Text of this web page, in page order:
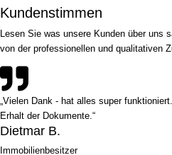
Kundenstimmen
Lesen Sie was unsere Kunden über uns
von der professionellen und qualitativen
„Vielen Dank - hat alles super
Erhalt der Dokumente.“
Dietmar B.
Immobilienbesitzer